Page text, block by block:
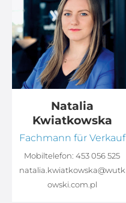
Natalia
Kwiatkowska
Fachmann für Verkauf
Mobiltelefon: 453 056 525
natalia.kwiatkowska@wutk
owski.com.pl